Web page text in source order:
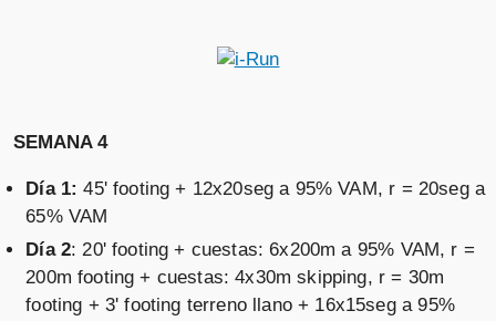
SEMANA 4
Día 1: 45' footing + 12x20seg a 95% VAM, r = 20seg a
65% VAM
Día 2: 20' footing + cuestas: 6x200m a 95% VAM, r =
200m footing + cuestas: 4x30m skipping, r = 30m
footing + 3' footing terreno llano + 16x15seg a 95%